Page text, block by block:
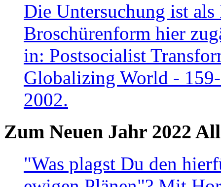
Die Untersuchung ist
Broschürenform hier
in: Postsocialist
Globalizing World -
2002.
Zum Neuen Jahr 2022
"Was plagst Du den